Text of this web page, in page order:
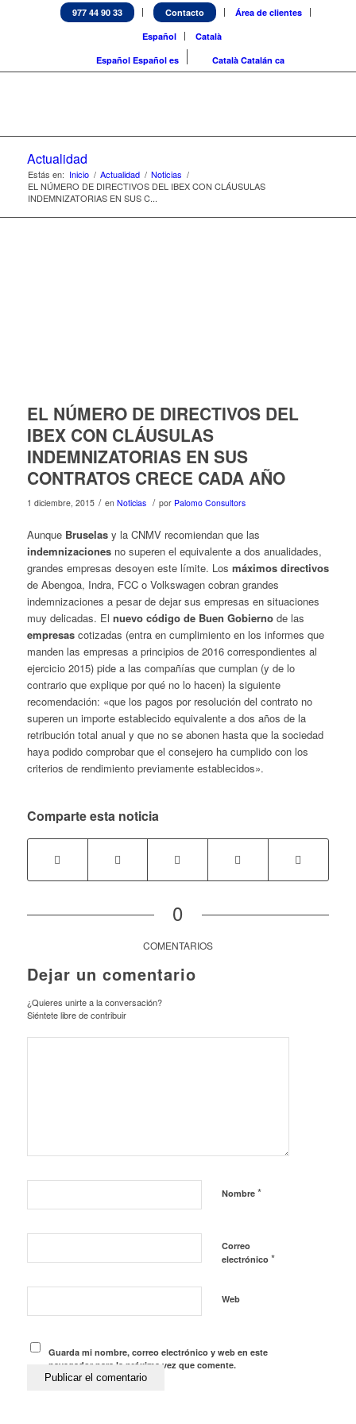
977 44 90 33 Contacto
Área de clientes
Español
Català
Español Español es Català Catalán ca
Actualidad
Estás en: Inicio / Actualidad / Noticias /
EL NÚMERO DE DIRECTIVOS DEL IBEX CON CLÁUSULAS
INDEMNIZATORIAS EN SUS C...
EL NÚMERO DE DIRECTIVOS DEL
IBEX CON CLÁUSULAS
INDEMNIZATORIAS EN SUS
CONTRATOS CRECE CADA AÑO
1 diciembre, 2015 / en Noticias / por Palomo Consultors
Aunque Bruselasy la CNMV recomiendan que las
indemnizacionesno superen el equivalente a dos anualidades,
grandes empresas desoyen este límite. Los máximos directivos
de Abengoa, Indra, FCC o Volkswagen cobran grandes
indemnizaciones a pesar de dejar sus empresas en situaciones
muy delicadas. El nuevo código de Buen Gobiernode las
empresascotizadas (entra en cumplimiento en los informes que
manden las empresas a principios de 2016 correspondientes al
ejercicio 2015) pide a las compañías que cumplan (y de lo
contrario que explique por qué no lo hacen) la siguiente
recomendación: «que los pagos por resolución del contrato no
superen un importe establecido equivalente a dos años de la
retribución total anual y que no se abonen hasta que la sociedad
haya podido comprobar que el consejero ha cumplido con los
criterios de rendimiento previamente establecidos».
Comparte esta noticia
0
COMENTARIOS
Dejar un comentario
¿Quieres unirte a la conversación?
Siéntete libre de contribuir
Nombre *
Correo
electrónico *
Web
Guarda mi nombre, correo electrónico y web en este
navegador para la próxima vez que comente.